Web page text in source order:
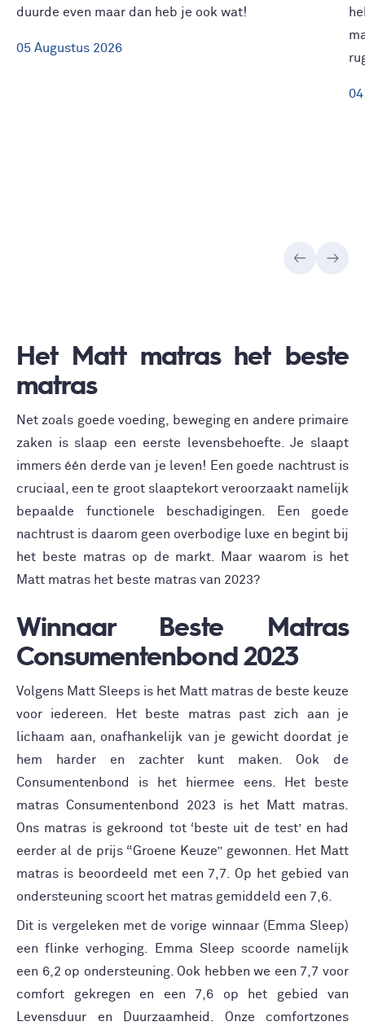
duurde even maar dan heb je ook wat!
05 Augustus 2026
04
Het Matt matras het beste
matras
Net zoals goede voeding, beweging en andere primaire
zaken is slaap een eerste levensbehoefte. Je slaapt
immers één derde van je leven! Een goede nachtrust is
cruciaal, een te groot slaaptekort veroorzaakt namelijk
bepaalde functionele beschadigingen. Een goede
nachtrust is daarom geen overbodige luxe en begint bij
het beste matras op de markt. Maar waarom is het
Matt matras het beste matras van 2023?
Winnaar Beste Matras
Consumentenbond 2023
Volgens Matt Sleeps is het Matt matras de beste keuze
voor iedereen. Het beste matras past zich aan je
lichaam aan, onafhankelijk van je gewicht doordat je
hem harder en zachter kunt maken. Ook de
Consumentenbond is het hiermee eens. Het beste
matras Consumentenbond 2023 is het Matt matras.
Ons matras is gekroond tot ‘beste uit de test’ en had
eerder al de prijs “Groene Keuze” gewonnen. Het Matt
matras is beoordeeld met een 7,7. Op het gebied van
ondersteuning scoort het matras gemiddeld een 7,6.
Dit is vergeleken met de vorige winnaar (Emma Sleep)
een flinke verhoging. Emma Sleep scoorde namelijk
een 6,2 op ondersteuning. Ook hebben we een 7,7 voor
comfort gekregen en een 7,6 op het gebied van
Levensduur en Duurzaamheid. Onze comfortzones